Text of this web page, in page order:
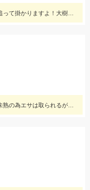
小型が多かったですが黄色いアユが追って掛かりますよ！大樹寺店スタッフ岩崎釣行
本命はベイチヌでしたが、まだまだ未熟の為エサは取られるが釣れず・・・